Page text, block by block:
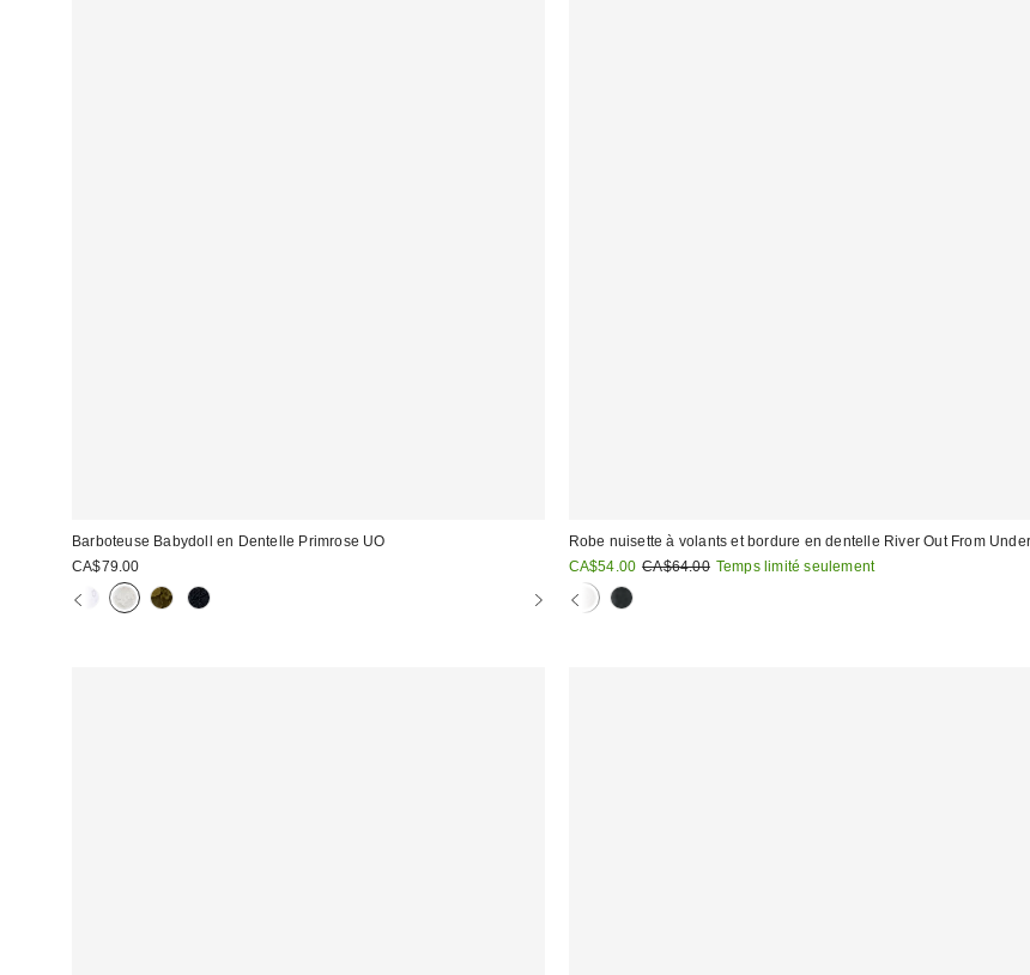
Barboteuse Babydoll en Dentelle Primrose UO
CA$79.00
Robe nuisette à volants et bordure en dentelle River Out From Under
Prix
soldé
CA$54.00 Prix
CA$64.00 Temps limité seulement